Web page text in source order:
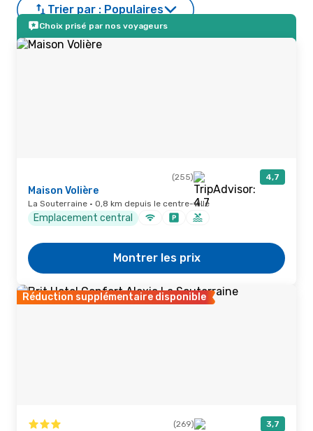
Trier par : Populaires
Choix prisé par nos voyageurs
(255) 4,7
Maison Volière
La Souterraine · 0,8 km depuis le centre-ville
Emplacement central
Montrer les prix
Réduction supplémentaire disponible
(269) 3,7